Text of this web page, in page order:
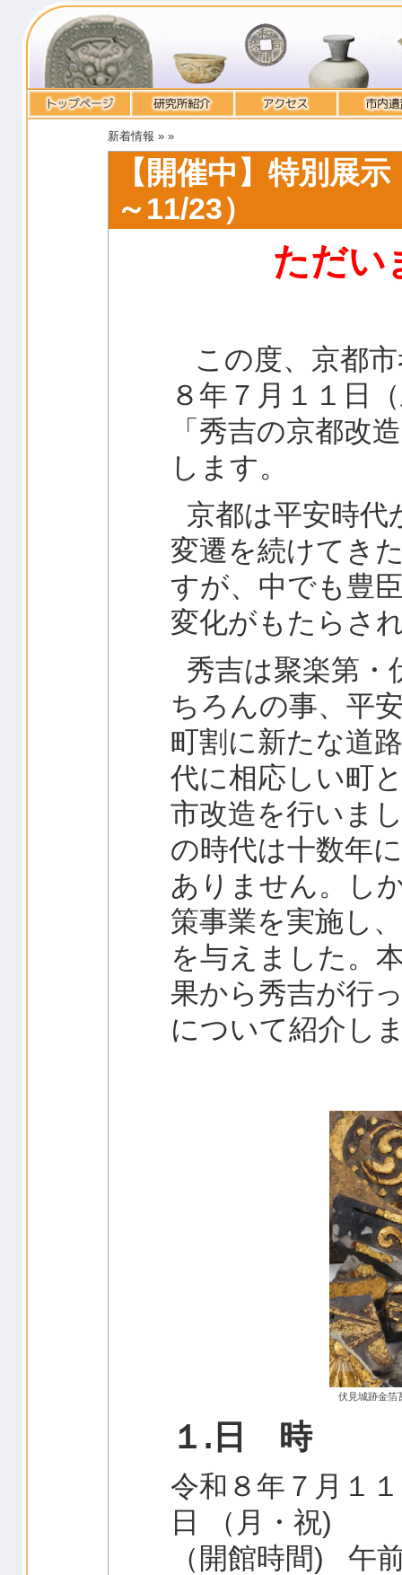
新着情報 » »
【開催中】特別展
～11/23）
ただい
この度、京都
８年７月１１日
「秀吉の京都改
します。
京都は平安時代
変遷を続けてき
すが、中でも豊
変化がもたらさ
秀吉は聚楽第・
ちろんの事、平
町割に新たな道
代に相応しい町
市改造を行いま
の時代は十数年
ありません。し
策事業を実施し
を与えました。
果から秀吉が行
について紹介し
伏見城跡金箔
１.日 時
令和８年７月１
日 （月・祝)
（開館時間) 午